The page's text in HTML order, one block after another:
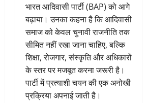
भारत आदिवासी पार्टी (BAP) को आगे
बढ़ाया। उनका कहना है कि आदिवासी
समाज को केवल चुनावी राजनीति तक
सीमित नहीं रखा जाना चाहिए, बल्कि
शिक्षा, रोजगार, संस्कृति और अधिकारों
के स्तर पर मजबूत करना जरूरी है।
पार्टी में प्रत्याशी चयन की एक अनोखी
प्रक्रिया अपनाई जाती है।